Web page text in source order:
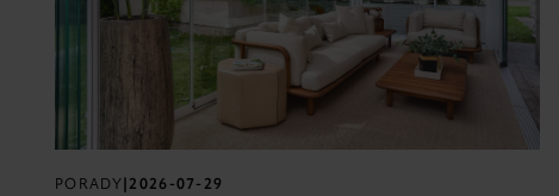
PORADY 2026-07-29